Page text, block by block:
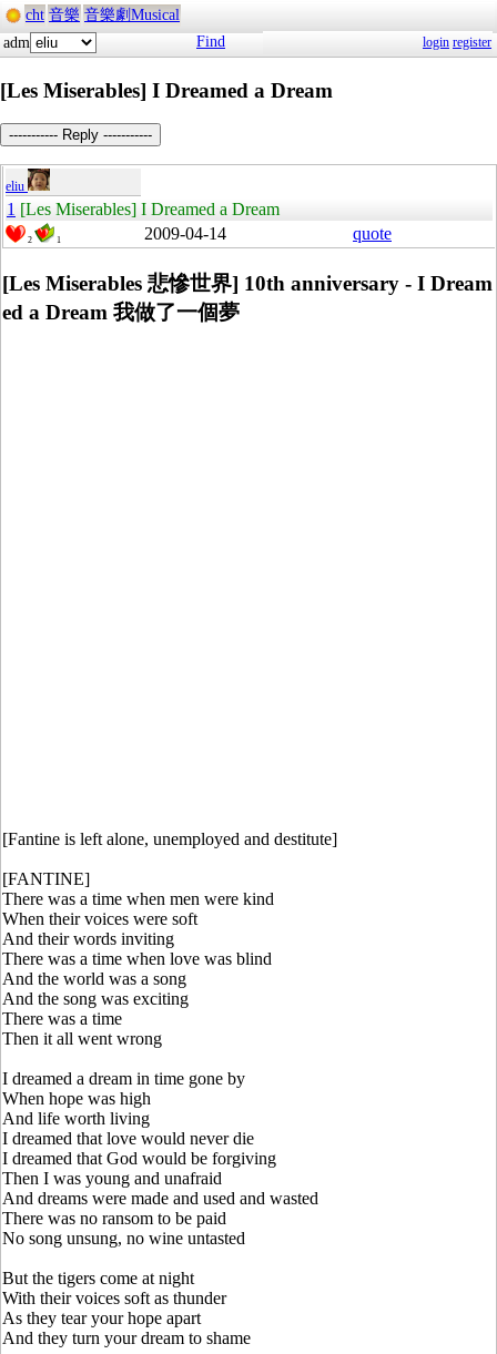
cht 音樂 音樂劇Musical
adm
Find login register
[Les Miserables] I Dreamed a Dream
----------- Reply -----------
eliu
1 [Les Miserables] I Dreamed a Dream
2 1 2009-04-14 quote
[Les Miserables 悲慘世界] 10th anniversary - I Dream
ed a Dream 我做了一個夢
[Fantine is left alone, unemployed and destitute]
[FANTINE]
There was a time when men were kind
When their voices were soft
And their words inviting
There was a time when love was blind
And the world was a song
And the song was exciting
There was a time
Then it all went wrong
I dreamed a dream in time gone by
When hope was high
And life worth living
I dreamed that love would never die
I dreamed that God would be forgiving
Then I was young and unafraid
And dreams were made and used and wasted
There was no ransom to be paid
No song unsung, no wine untasted
But the tigers come at night
With their voices soft as thunder
As they tear your hope apart
And they turn your dream to shame